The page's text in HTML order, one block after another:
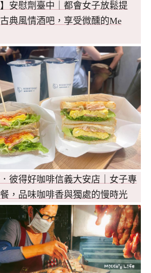
】安慰劑臺中｜都會女子放鬆提
典風情酒吧，享受微醺的Me
彼得好咖啡信義大安店｜女子專
，品味咖啡香與獨處的慢時光